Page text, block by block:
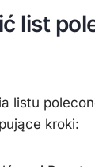
list
listu
kroki: